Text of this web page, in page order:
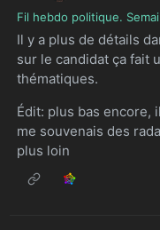
Fil hebdo politique.
Il y a plus de détails
sur le candidat ça fait
thématiques.
Édit: plus bas encore,
me souvenais des
plus loin